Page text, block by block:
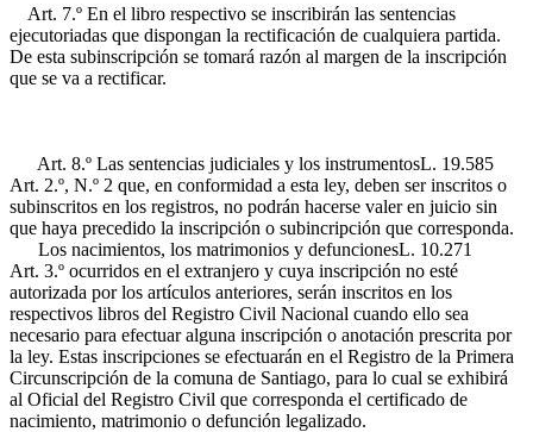
Art. 7.º En el libro respectivo se inscribirán las sentencias
ejecutoriadas que dispongan la rectificación de cualquiera partida.
De esta subinscripción se tomará razón al margen de la inscripción
que se va a rectificar.
Art. 8.º Las sentencias judiciales y los instrumentosL. 19.585
Art. 2.º, N.º 2 que, en conformidad a esta ley, deben ser inscritos o
subinscritos en los registros, no podrán hacerse valer en juicio sin
que haya precedido la inscripción o subincripción que corresponda.
Los nacimientos, los matrimonios y defuncionesL. 10.271
Art. 3.º ocurridos en el extranjero y cuya inscripción no esté
autorizada por los artículos anteriores, serán inscritos en los
respectivos libros del Registro Civil Nacional cuando ello sea
necesario para efectuar alguna inscripción o anotación prescrita por
la ley. Estas inscripciones se efectuarán en el Registro de la Primera
Circunscripción de la comuna de Santiago, para lo cual se exhibirá
al Oficial del Registro Civil que corresponda el certificado de
nacimiento, matrimonio o defunción legalizado.